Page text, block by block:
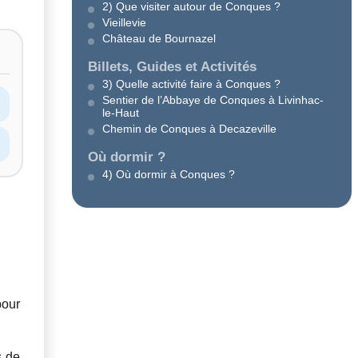
2) Que visiter autour de Conques ?
Vieillevie
Château de Bournazel
Billets, Guides et Activités
3) Quelle activité faire à Conques ?
Sentier de l’Abbaye de Conques à Livinhac-
le-Haut
Chemin de Conques à Decazeville
Où dormir ?
4) Où dormir à Conques ?